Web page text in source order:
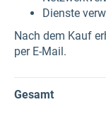
Dienste
Nach dem Kauf
per E-Mail.
Gesamt